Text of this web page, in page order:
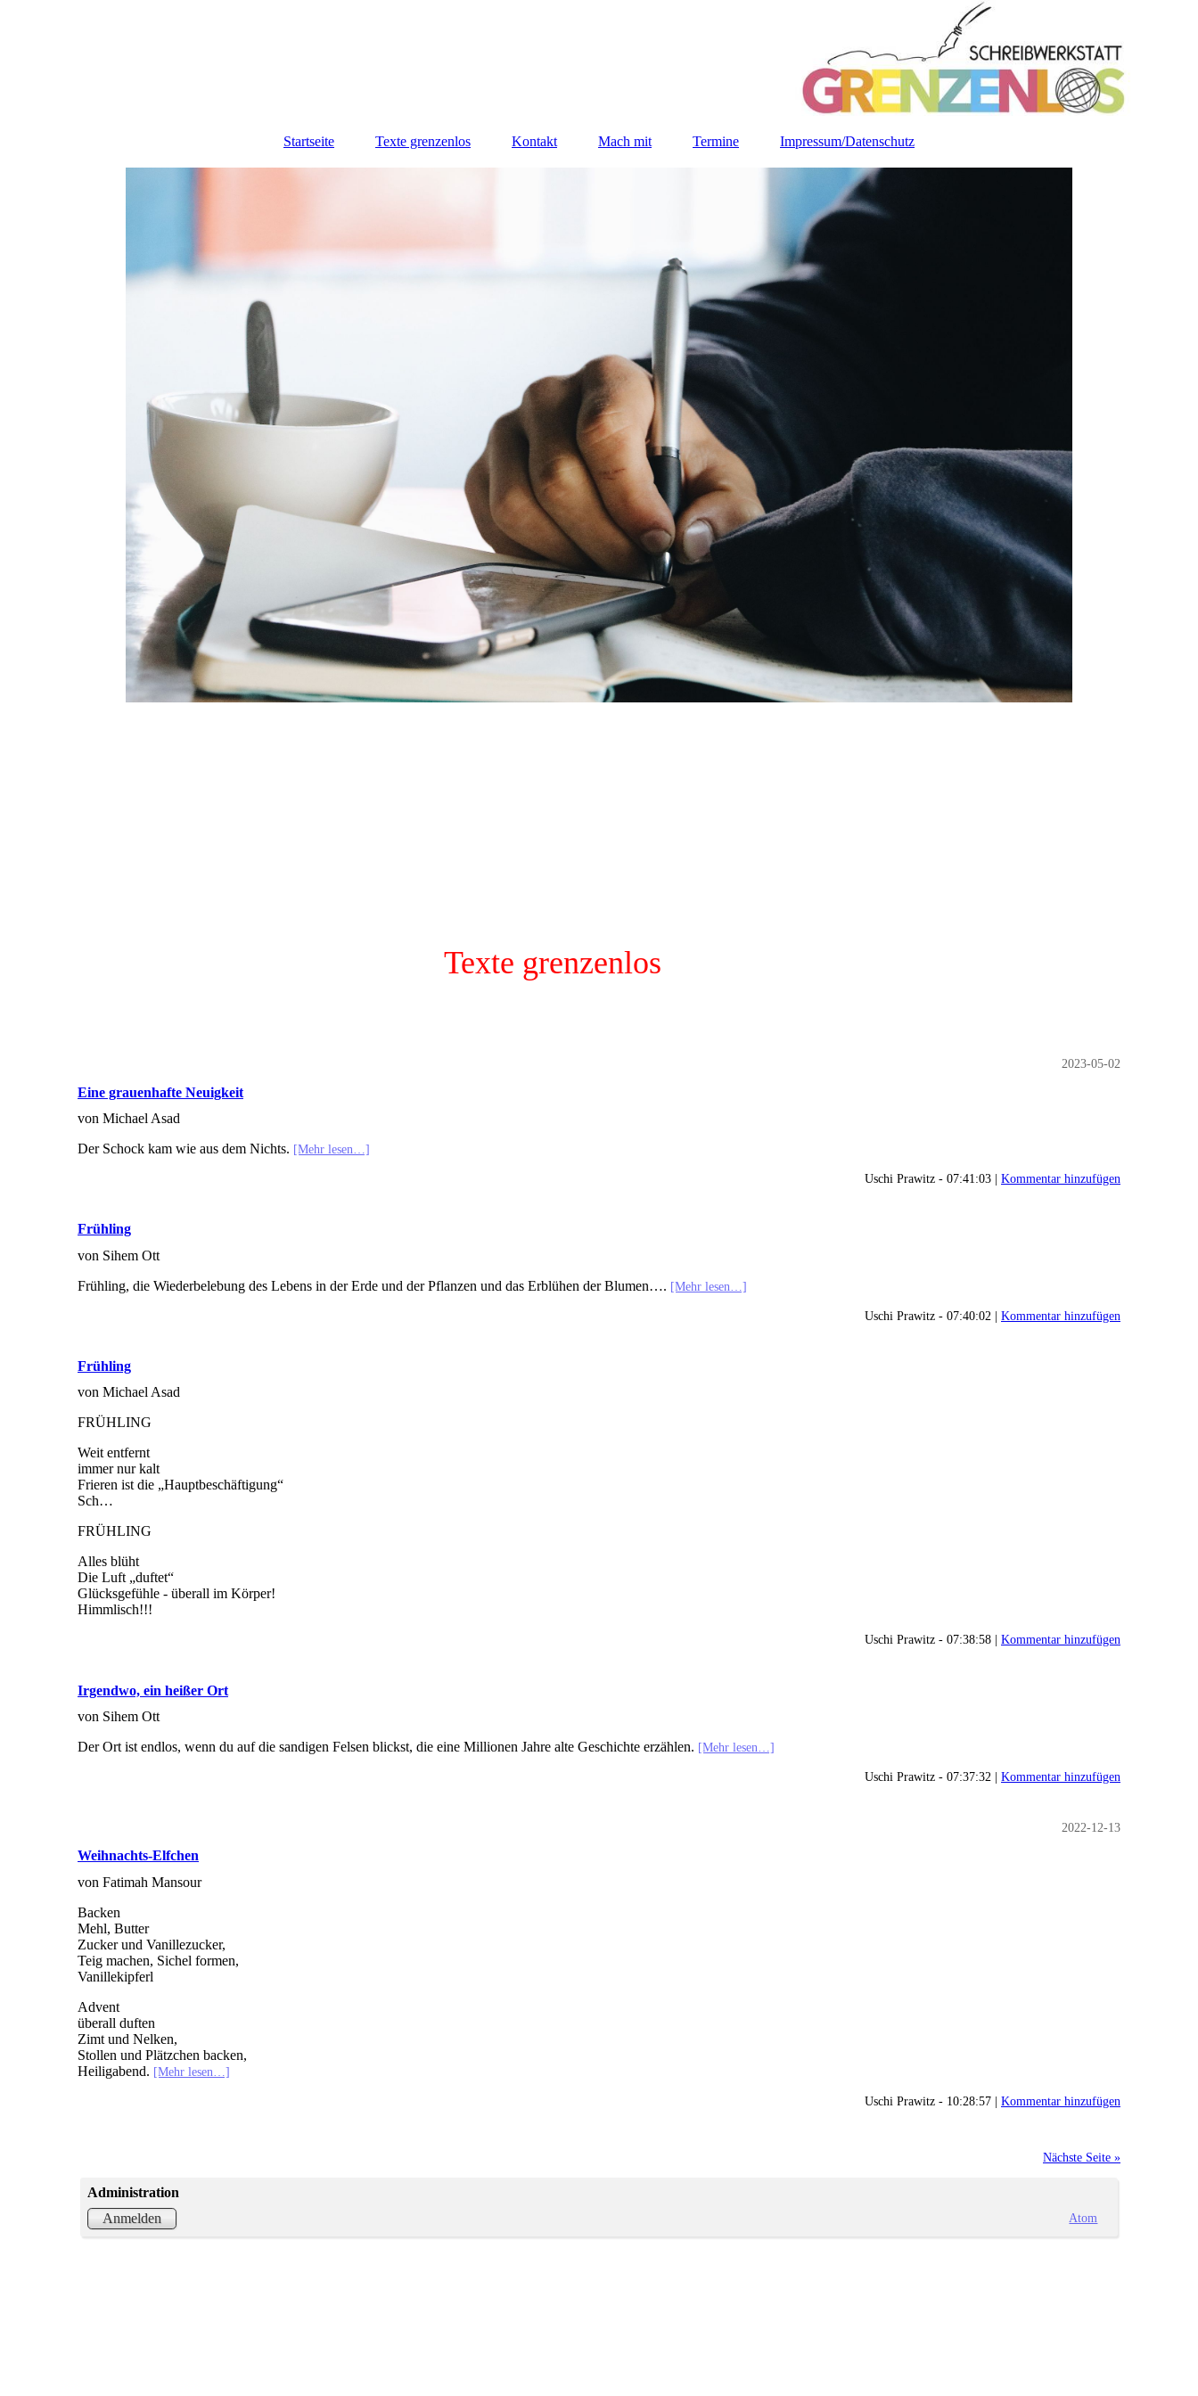
Startseite Texte grenzenlos Kontakt Mach mit Termine Impressum/Datenschutz
Texte grenzenlos
2023-05-02
Eine grauenhafte Neuigkeit
von Michael Asad
Der Schock kam wie aus dem Nichts. [Mehr lesen…]
Uschi Prawitz - 07:41:03 | Kommentar hinzufügen
Frühling
von Sihem Ott
Frühling, die Wiederbelebung des Lebens in der Erde und der Pflanzen und das Erblühen der Blumen…. [Mehr lesen…]
Uschi Prawitz - 07:40:02 | Kommentar hinzufügen
Frühling
von Michael Asad
FRÜHLING
Weit entfernt
immer nur kalt
Frieren ist die „Hauptbeschäftigung“
Sch…
FRÜHLING
Alles blüht
Die Luft „duftet“
Glücksgefühle - überall im Körper!
Himmlisch!!!
Uschi Prawitz - 07:38:58 | Kommentar hinzufügen
Irgendwo, ein heißer Ort
von Sihem Ott
Der Ort ist endlos, wenn du auf die sandigen Felsen blickst, die eine Millionen Jahre alte Geschichte erzählen. [Mehr lesen…]
Uschi Prawitz - 07:37:32 | Kommentar hinzufügen
2022-12-13
Weihnachts-Elfchen
von Fatimah Mansour
Backen
Mehl, Butter
Zucker und Vanillezucker,
Teig machen, Sichel formen,
Vanillekipferl
Advent
überall duften
Zimt und Nelken,
Stollen und Plätzchen backen,
Heiligabend. [Mehr lesen…]
Uschi Prawitz - 10:28:57 | Kommentar hinzufügen
Nächste Seite »
Administration
Anmelden
Atom